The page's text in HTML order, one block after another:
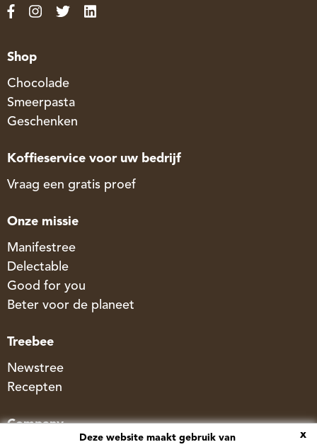
Shop
Chocolade
Smeerpasta
Geschenken
Koffieservice voor uw bedrijf
Vraag een gratis proef
Onze missie
Manifestree
Delectable
Good for you
Beter voor de planeet
Treebee
Newstree
Recepten
Company
x
Deze website maakt gebruik van